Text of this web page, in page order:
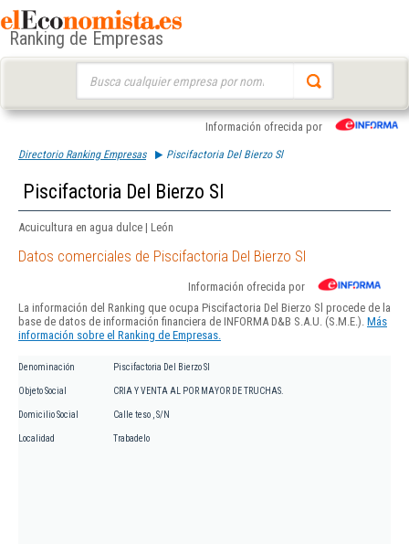
Ranking de Empresas
Información ofrecida por
Directorio Ranking Empresas Piscifactoria Del Bierzo Sl
Piscifactoria Del Bierzo Sl
Acuicultura en agua dulce | León
Datos comerciales de Piscifactoria Del Bierzo Sl
Información ofrecida por
La información del Ranking que ocupa Piscifactoria Del Bierzo Sl procede de la
base de datos de información financiera de INFORMA D&B S.A.U. (S.M.E.). Más
información sobre el Ranking de Empresas.
Denominación Piscifactoria Del Bierzo Sl
Objeto Social CRIA Y VENTA AL POR MAYOR DE TRUCHAS.
Domicilio Social Calle teso , S/N
Localidad Trabadelo